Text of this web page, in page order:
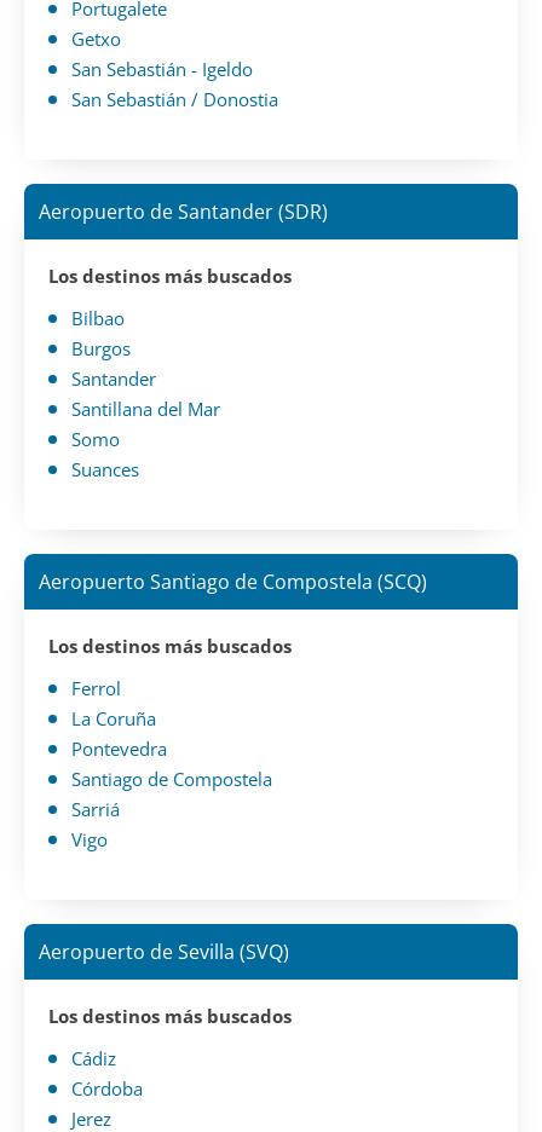
Portugalete
Getxo
San Sebastián - Igeldo
San Sebastián / Donostia
Aeropuerto de Santander (SDR)
Los destinos más buscados
Bilbao
Burgos
Santander
Santillana del Mar
Somo
Suances
Aeropuerto Santiago de Compostela (SCQ)
Los destinos más buscados
Ferrol
La Coruña
Pontevedra
Santiago de Compostela
Sarriá
Vigo
Aeropuerto de Sevilla (SVQ)
Los destinos más buscados
Cádiz
Córdoba
Jerez